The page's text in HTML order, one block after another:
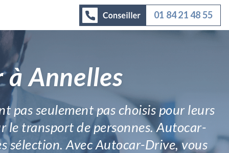
01 84 21 48 55
Annelles
pas seulement pas choisis pour leurs
le transport de personnes. Autocar-
sélection. Avec Autocar-Drive, vous